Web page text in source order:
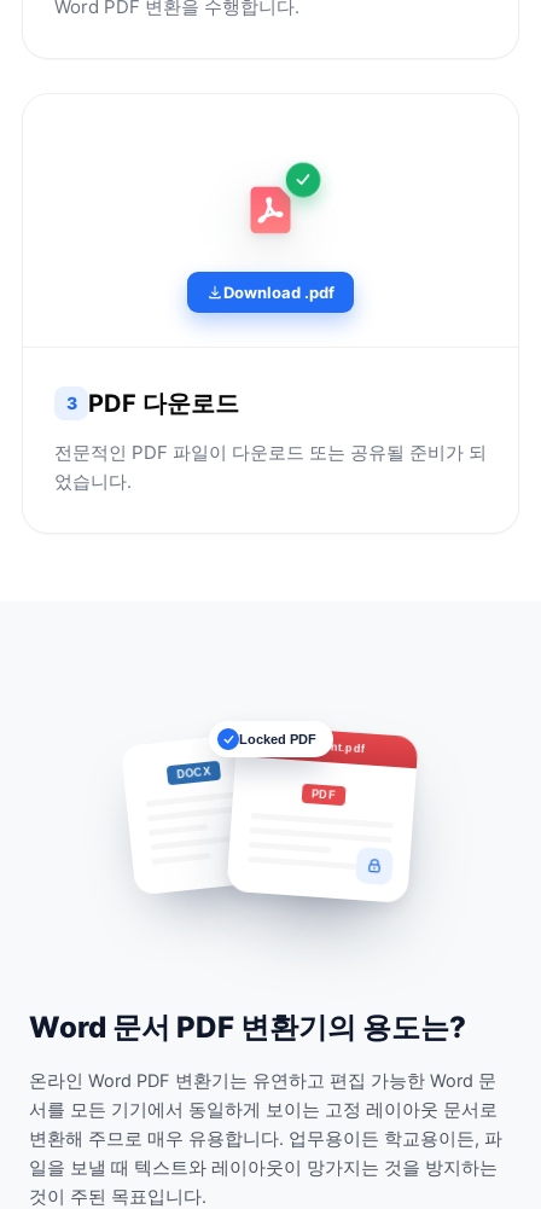
Word PDF 변환을 수행합니다.
Download .pdf
3 PDF 다운로드
전문적인 PDF 파일이 다운로드 또는 공유될 준비가 되
었습니다.
Locked PDF
DOCX
Document.pdf
PDF
Word 문서 PDF 변환기의 용도는?
온라인 Word PDF 변환기는 유연하고 편집 가능한 Word 문
서를 모든 기기에서 동일하게 보이는 고정 레이아웃 문서로
변환해 주므로 매우 유용합니다. 업무용이든 학교용이든, 파
일을 보낼 때 텍스트와 레이아웃이 망가지는 것을 방지하는
것이 주된 목표입니다.